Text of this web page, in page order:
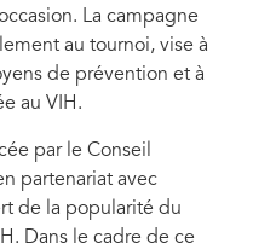
La campagne
au tournoi, vise à
de prévention et à
au VIH.
par le Conseil
partenariat avec
de la popularité du
Dans le cadre de ce